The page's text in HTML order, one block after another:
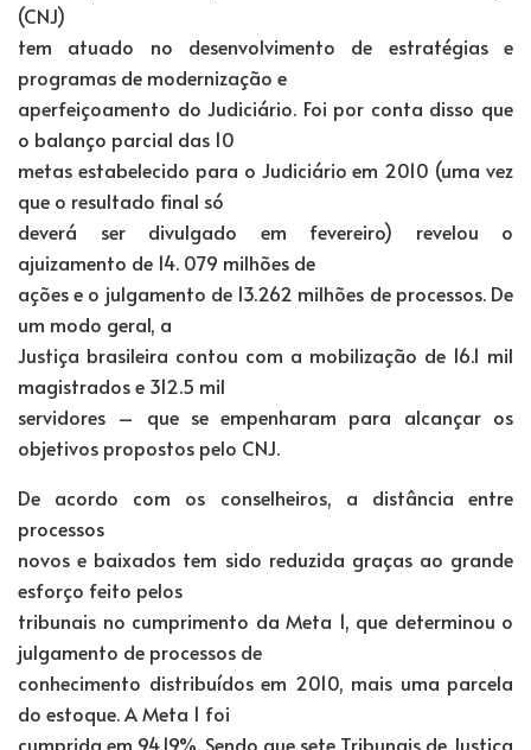
(CNJ)
tem atuado no desenvolvimento de estratégias e
programas de modernização e
aperfeiçoamento do Judiciário. Foi por conta disso que
o balanço parcial das 10
metas estabelecido para o Judiciário em 2010 (uma vez
que o resultado final só
deverá ser divulgado em fevereiro) revelou o
ajuizamento de 14. 079 milhões de
ações e o julgamento de 13.262 milhões de processos. De
um modo geral, a
Justiça brasileira contou com a mobilização de 16.1 mil
magistrados e 312.5 mil
servidores – que se empenharam para alcançar os
objetivos propostos pelo CNJ.
De acordo com os conselheiros, a distância entre
processos
novos e baixados tem sido reduzida graças ao grande
esforço feito pelos
tribunais no cumprimento da Meta 1, que determinou o
julgamento de processos de
conhecimento distribuídos em 2010, mais uma parcela
do estoque. A Meta 1 foi
cumprida em 94,19%. Sendo que sete Tribunais de Justiça